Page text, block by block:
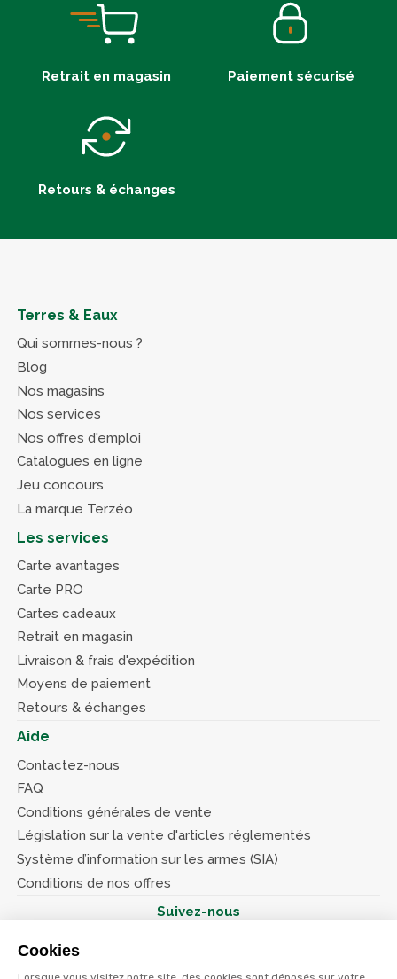
Cookies
Retrait en magasin Paiement sécurisé
Retours & échanges
Terres & Eaux
Qui sommes-nous ?
Blog
Nos magasins
Nos services
Nos offres d'emploi
Catalogues en ligne
Jeu concours
La marque Terzéo
Les services
Carte avantages
Carte PRO
Cartes cadeaux
Retrait en magasin
Livraison & frais d'expédition
Moyens de paiement
Retours & échanges
Aide
Contactez-nous
FAQ
Conditions générales de vente
Législation sur la vente d'articles réglementés
Système d’information sur les armes (SIA)
Conditions de nos offres
Suivez-nous